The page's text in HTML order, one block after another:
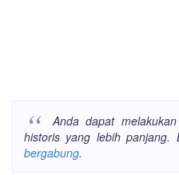
Anda dapat
historis yang lebih panjang.
bergabung.